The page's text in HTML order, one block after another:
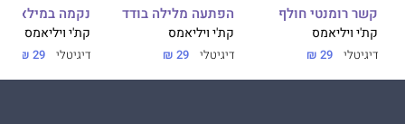
קשר רומנטי חולף
קת'י ויליאמס
דיגיטלי 29 ₪
הפתעה מלילה בודד
קת'י ויליאמס
דיגיטלי 29 ₪
נקמה במילאנו
קת'י ויליאמס
דיגיטלי 29 ₪